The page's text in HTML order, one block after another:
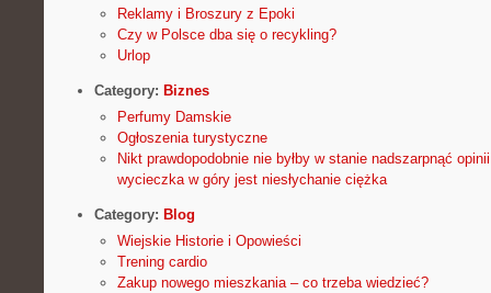
Reklamy i Broszury z Epoki
Czy w Polsce dba się o recykling?
Urlop
Category: Biznes
Perfumy Damskie
Ogłoszenia turystyczne
Nikt prawdopodobnie nie byłby w stanie nadszarpnąć
wycieczka w góry jest niesłychanie ciężka
Category: Blog
Wiejskie Historie i Opowieści
Trening cardio
Zakup nowego mieszkania – co trzeba wiedzieć?